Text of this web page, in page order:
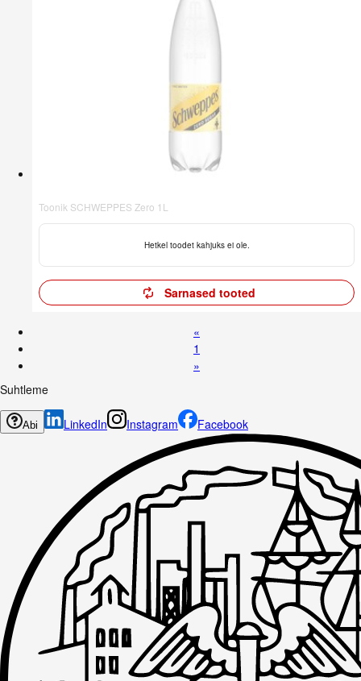
Toonik SCHWEPPES Zero 1L
Hetkel toodet kahjuks ei ole.
Sarnased tooted
«
1
»
Suhtleme
Abi LinkedIn Instagram Facebook